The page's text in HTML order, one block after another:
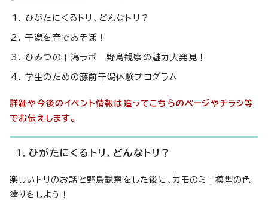
ひがたにくるトリ、どんなトリ？
干潟を音であそぼ！
ひみつの干潟ラボ 野鳥観察の魅力大発見！
学生のための藤前干潟体験プログラム
詳細や今後のイベント情報は追ってこちらのページやチラシ等
でお伝えします。
1．ひがたにくるトリ、どんなトリ？
楽しいトリのお話と野鳥観察をした後に、カモのミニ模型の色
塗りをしよう！